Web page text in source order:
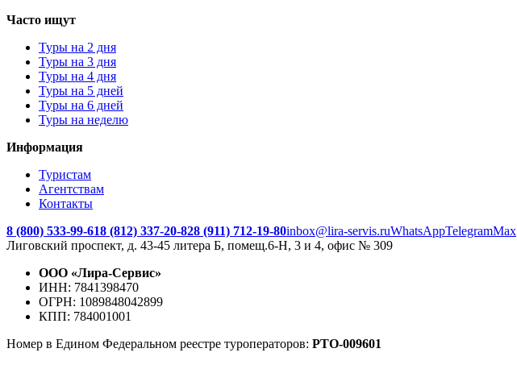
Часто ищут
Туры на 2 дня
Туры на 3 дня
Туры на 4 дня
Туры на 5 дней
Туры на 6 дней
Туры на неделю
Информация
Туристам
Агентствам
Контакты
8 (800) 533-99-618 (812) 337-20-828 (911) 712-19-80inbox@lira-servis.ruWhatsAppTelegramMax
Лиговский проспект, д. 43-45 литера Б, помещ.6-Н, 3 и 4, офис № 309
ООО «Лира-Сервис»
ИНН: 7841398470
ОГРН: 1089848042899
КПП: 784001001
Номер в Едином Федеральном реестре туроператоров: РTO‑009601